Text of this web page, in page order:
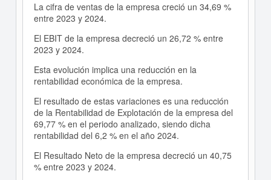
La cifra de ventas de la empresa creció un 34,69 %
entre 2023 y 2024.
El EBIT de la empresa decreció un 26,72 % entre
2023 y 2024.
Esta evolución implica una reducción en la
rentabilidad económica de la empresa.
El resultado de estas variaciones es una reducción
de la Rentabilidad de Explotación de la empresa del
69,77 % en el periodo analizado, siendo dicha
rentabilidad del 6,2 % en el año 2024.
El Resultado Neto de la empresa decreció un 40,75
% entre 2023 y 2024.